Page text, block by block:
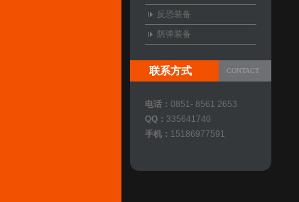
反恐装备
防弹装备
CONTACT
联系方式
电话： 0851- 8561 2653
QQ： 335641740
手机： 15186977591